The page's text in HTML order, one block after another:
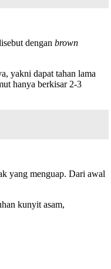
dengan brown
yakni dapat tahan lama
hanya berkisar 2-3
yang menguap. Dari awal
kunyit asam,